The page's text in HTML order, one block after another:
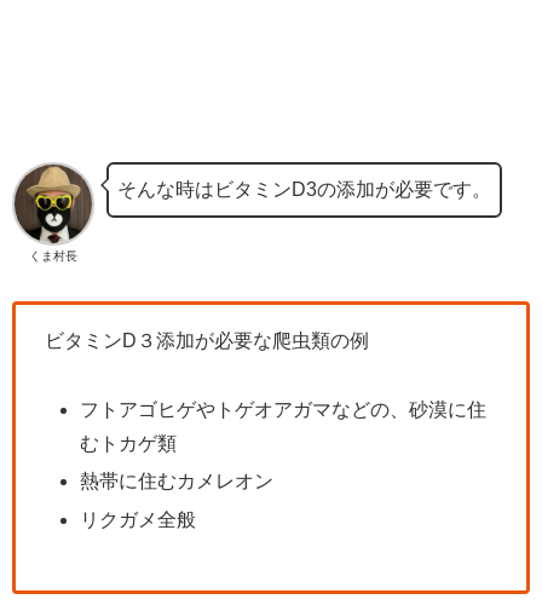
くま村長
そんな時はビタミンD3の添加が必要です。
ビタミンD３添加が必要な爬虫類の例
フトアゴヒゲやトゲオアガマなどの、砂漠に住
むトカゲ類
熱帯に住むカメレオン
リクガメ全般